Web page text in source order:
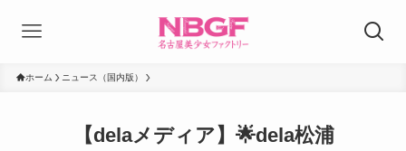
ホーム ニュース（国内版）
【delaメディア】🌟dela松浦